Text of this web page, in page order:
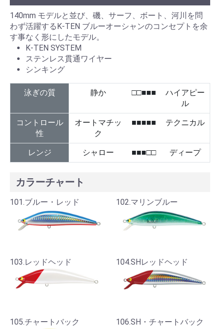
140mm モデルと並び、磯、サーフ、ボート、河川を問
わず活躍するK-TEN ブルーオーシャンのコンセプトを余
す事なく形にしたモデル。
K-TEN SYSTEM
ステンレス貫通ワイヤー
シンキング
泳ぎの質 静か □□■■■
ハイアピー
ル
コントロール
性
オートマチッ
ク
■■■■■ テクニカル
レンジ シャロー ■■■□□ ディープ
カラーチャート
101.ブルー・レッド 102.マリンブルー
103.レッドヘッド 104.SHレッドヘッド
105.チャートバック 106.SH・チャートバック